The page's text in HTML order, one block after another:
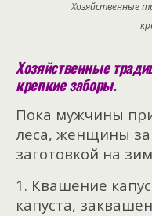
Хозяйственные
Хозяйственные
крепкие заборы.
Пока мужчины
леса, женщины
заготовкой на
1. Квашение
капуста,